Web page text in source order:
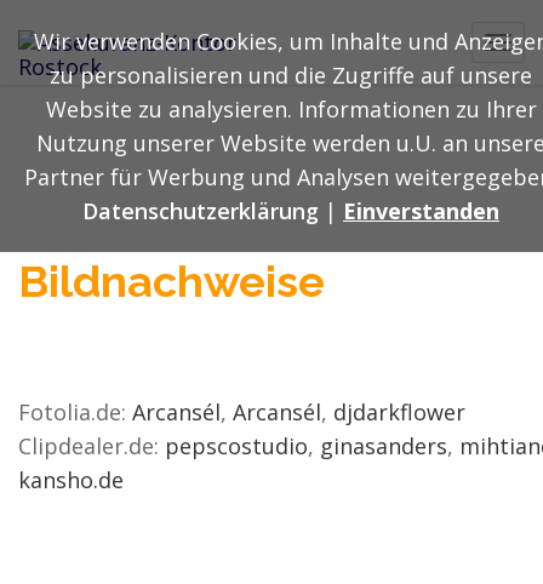
Wir verwenden Cookies, um Inhalte und
zu personalisieren und die Zugriffe auf unsere
Website zu analysieren. Informationen zu Ihrer
Nutzung unserer Website werden u.U. an
Partner für Werbung und Analysen
Datenschutzerklärung | Einverstanden
Bildnachweise
Fotolia.de: Arcansél, Arcansél, djdarkflower
Clipdealer.de: pepscostudio, ginasanders,
kansho.de